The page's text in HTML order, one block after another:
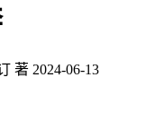
著 2024-06-13